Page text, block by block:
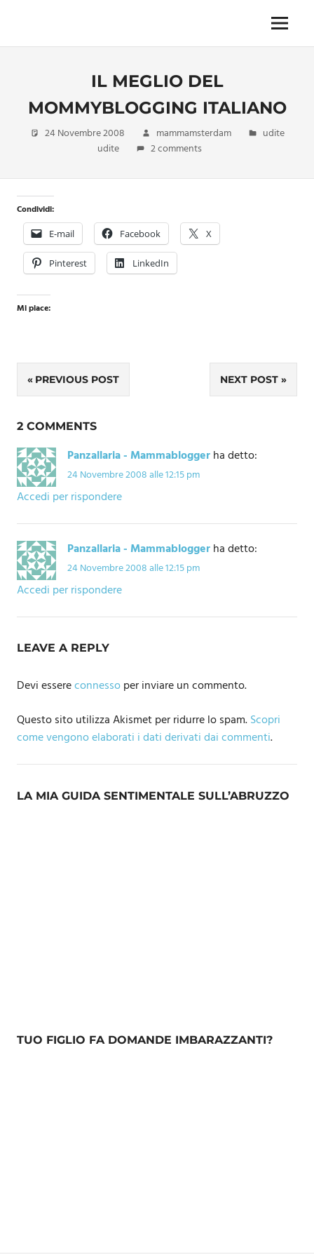
content
imprescindibile,
oggi
e
nuova
confezione
migliorata
Menu
IL MEGLIO DEL
MOMMYBLOGGING ITALIANO
24 Novembre 2008 mammamsterdam
udite
udite
2 comments
Condividi:
E-mail Facebook X
Pinterest LinkedIn
Mi piace:
Navigazione
articoli
PREVIOUS POST NEXT POST
2 COMMENTS
Panzallaria - Mammabloggerha detto:
24 Novembre 2008 alle 12:15 pm
Accedi per rispondere
Panzallaria - Mammabloggerha detto:
24 Novembre 2008 alle 12:15 pm
Accedi per rispondere
LEAVE A REPLY
Devi essereconnessoper inviare un commento.
Questo sito utilizza Akismet per ridurre lo spam.Scopri
come vengono elaborati i dati derivati dai commenti.
LA MIA GUIDA SENTIMENTALE SULL’ABRUZZO
TUO FIGLIO FA DOMANDE IMBARAZZANTI?